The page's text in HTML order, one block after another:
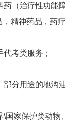
药（治疗性功能
精神药品，药
考类服务；
部分用途的地沟
\国家保护类动物